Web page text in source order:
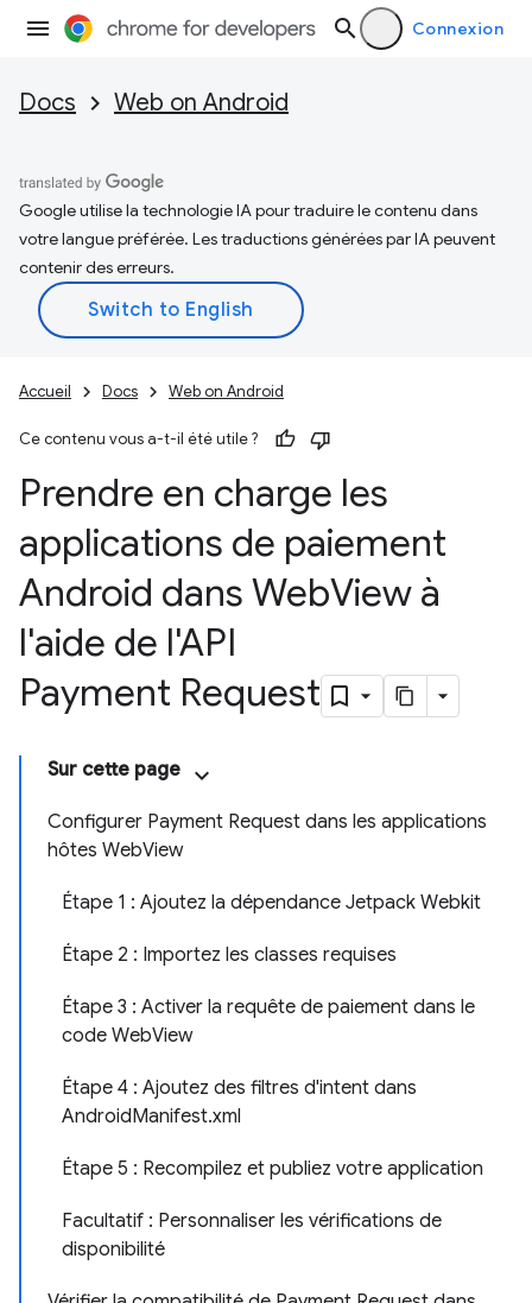
Connexion
Docs Web on Android
Google utilise la technologie IA pour traduire le contenu dans
votre langue préférée. Les traductions générées par IA peuvent
contenir des erreurs.
Accueil Docs Web on Android
Ce contenu vous a-t-il été utile ?
Prendre en charge les
applications de paiement
Android dans WebView à
l'aide de l'API
Payment Request
Sur cette page
Configurer Payment Request dans les applications
hôtes WebView
Étape 1 : Ajoutez la dépendance Jetpack Webkit
Étape 2 : Importez les classes requises
Étape 3 : Activer la requête de paiement dans le
code WebView
Étape 4 : Ajoutez des filtres d'intent dans
AndroidManifest.xml
Étape 5 : Recompilez et publiez votre application
Facultatif : Personnaliser les vérifications de
disponibilité